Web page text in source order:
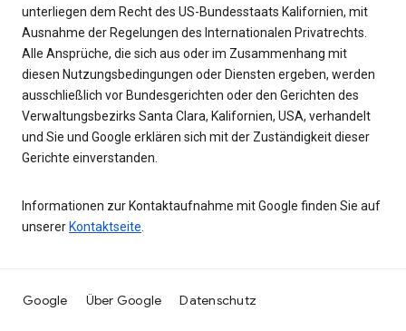
unterliegen dem Recht des US-Bundesstaats Kalifornien, mit
Ausnahme der Regelungen des Internationalen Privatrechts.
Alle Ansprüche, die sich aus oder im Zusammenhang mit
diesen Nutzungsbedingungen oder Diensten ergeben, werden
ausschließlich vor Bundesgerichten oder den Gerichten des
Verwaltungsbezirks Santa Clara, Kalifornien, USA, verhandelt
und Sie und Google erklären sich mit der Zuständigkeit dieser
Gerichte einverstanden.
Informationen zur Kontaktaufnahme mit Google finden Sie auf
unserer Kontaktseite.
Google Über Google Datenschutz